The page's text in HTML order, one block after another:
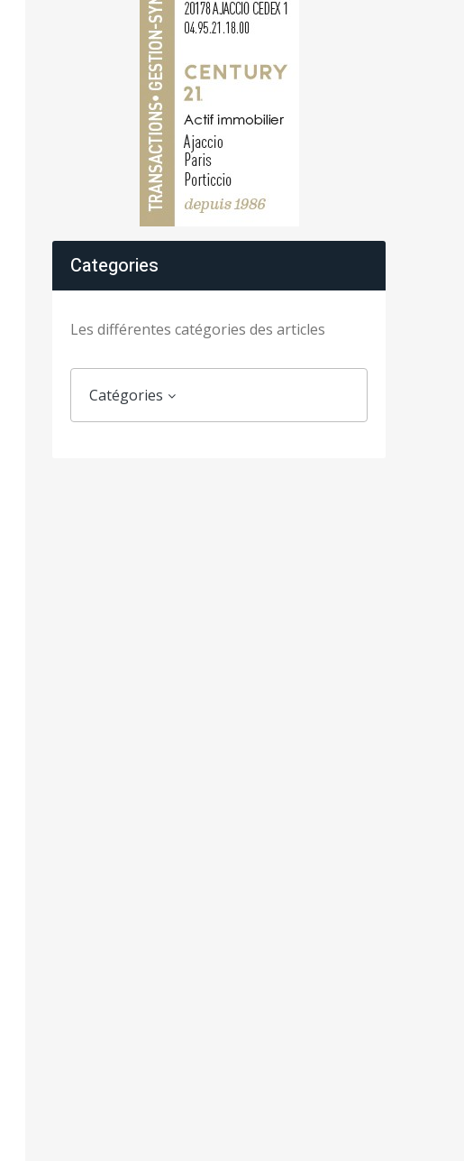
Categories
Les différentes catégories des articles
Catégories